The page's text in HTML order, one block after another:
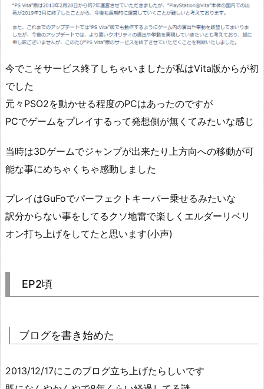
今でこそサービス終了しちゃいましたが私はVita版からが初
でした
元々PSO2を動かせる程度のPCはあったのですが
PCでゲームをプレイするって発想側が無くてみたいな感じ
当時は3Dゲームでジャンプが出来たり上方向への移動が可
能な事にめちゃくちゃ感動しました
プレイはGuFoでパーフェクトキーパー乗せるみたいな
訳分からない事をしてるクソ地雷で楽しくエルダーリベリ
オン打ち上げをしてたと思います(小声)
EP2頃
ブログを書き始めた
2013/12/17にこのブログ立ち上げたらしいです